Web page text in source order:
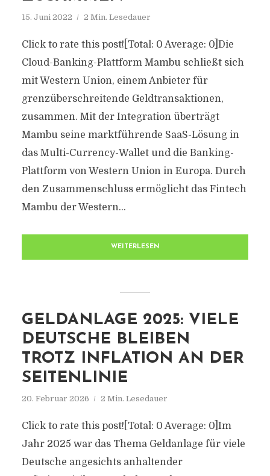
15. Juni 2022 2 Min. Lesedauer
Click to rate this post![Total: 0 Average: 0]Die
Cloud-Banking-Plattform Mambu schließt sich
mit Western Union, einem Anbieter für
grenzüberschreitende Geldtransaktionen,
zusammen. Mit der Integration überträgt
Mambu seine marktführende SaaS-Lösung in
das Multi-Currency-Wallet und die Banking-
Plattform von Western Union in Europa. Durch
den Zusammenschluss ermöglicht das Fintech
Mambu der Western...
WEITERLESEN
GELDANLAGE 2025: VIELE
DEUTSCHE BLEIBEN
TROTZ INFLATION AN DER
SEITENLINIE
20. Februar 2026 2 Min. Lesedauer
Click to rate this post![Total: 0 Average: 0]Im
Jahr 2025 war das Thema Geldanlage für viele
Deutsche angesichts anhaltender